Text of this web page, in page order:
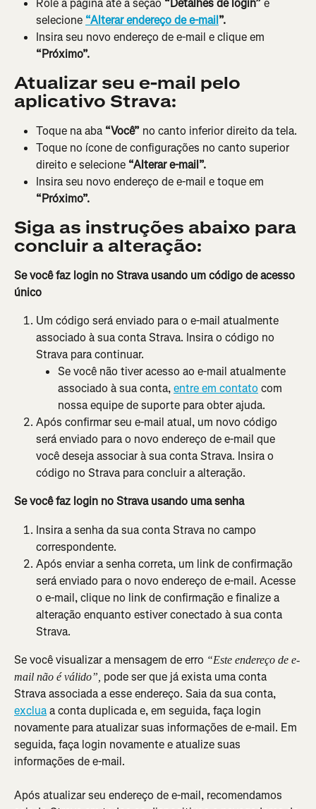
Role a página até a seção “Detalhes de login” e
selecione “Alterar endereço de e-mail”.
Insira seu novo endereço de e-mail e clique em
“Próximo”.
Atualizar seu e-mail pelo
aplicativo Strava:
Toque na aba “Você” no canto inferior direito da tela.
Toque no ícone de configurações no canto superior
direito e selecione “Alterar e-mail”.
Insira seu novo endereço de e-mail e toque em
“Próximo”.
Siga as instruções abaixo para
concluir a alteração:
Se você faz login no Strava usando um código de acesso
único
Um código será enviado para o e-mail atualmente
associado à sua conta Strava. Insira o código no
Strava para continuar.
Se você não tiver acesso ao e-mail atualmente
associado à sua conta, entre em contato com
nossa equipe de suporte para obter ajuda.
Após confirmar seu e-mail atual, um novo código
será enviado para o novo endereço de e-mail que
você deseja associar à sua conta Strava. Insira o
código no Strava para concluir a alteração.
Se você faz login no Strava usando uma senha
Insira a senha da sua conta Strava no campo
correspondente.
Após enviar a senha correta, um link de confirmação
será enviado para o novo endereço de e-mail. Acesse
o e-mail, clique no link de confirmação e finalize a
alteração enquanto estiver conectado à sua conta
Strava.
Se você visualizar a mensagem de erro “Este endereço de e-
mail não é válido”, pode ser que já exista uma conta
Strava associada a esse endereço. Saia da sua conta,
exclua a conta duplicada e, em seguida, faça login
novamente para atualizar suas informações de e-mail. Em
seguida, faça login novamente e atualize suas
informações de e-mail.
Após atualizar seu endereço de e-mail, recomendamos